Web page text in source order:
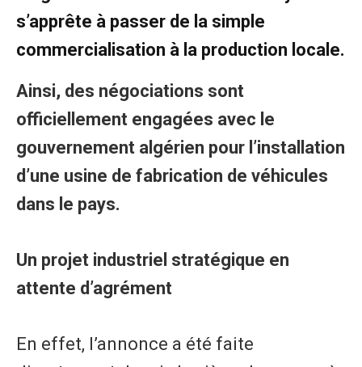
s’apprête à passer de la simple
commercialisation à la production locale.
Ainsi, des négociations sont
officiellement engagées avec le
gouvernement algérien pour l’installation
d’une usine de fabrication de véhicules
dans le pays.
​Un projet industriel stratégique en
attente d’agrément
​En effet, l’annonce a été faite